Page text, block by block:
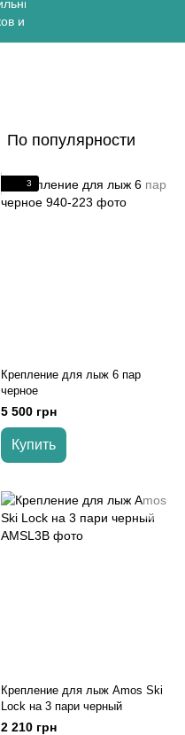
По популярности
3
Крепление для лыж 6 пар
черное
5 500 грн
Купить
Крепление для лыж Amos Ski
Lock на 3 пари черный
2 210 грн